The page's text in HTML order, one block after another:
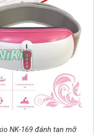
NK-169 đánh tan mỡ